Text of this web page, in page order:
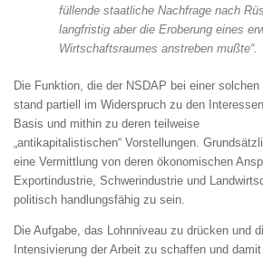
füllende staatliche Nachfrage nach
langfristig aber die Eroberung eines
Wirtschaftsraumes anstreben mußte“.
Die Funktion, die der NSDAP bei einer
stand partiell im Widerspruch zu den
Basis und mithin zu deren teilweise
„antikapitalistischen“ Vorstellungen.
eine Vermittlung von deren ökonomischen
Exportindustrie, Schwerindustrie und
politisch handlungsfähig zu sein.
Die Aufgabe, das Lohnniveau zu drücken und
Intensivierung der Arbeit zu schaffen und